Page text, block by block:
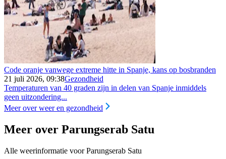
Code oranje vanwege extreme hitte in Spanje, kans op bosbranden
21 juli 2026, 09:38Gezondheid
Temperaturen van 40 graden zijn in delen van Spanje inmiddels
geen uitzondering...
Meer over weer en gezondheid
Meer over Parungserab Satu
Alle weerinformatie voor Parungserab Satu